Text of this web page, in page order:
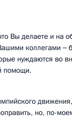
Вы делаете и на
коллегами ‒
нуждаются во
помощи.
но, по-